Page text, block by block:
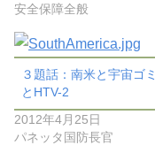
安全保障全般
３題話：南米と宇宙ゴミ
とHTV-2
2012年4月25日
パネッタ国防長官